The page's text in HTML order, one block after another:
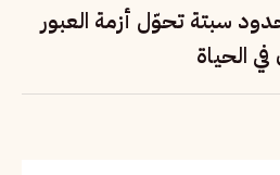
سبتة تحوّل أزمة العبور
الحياة